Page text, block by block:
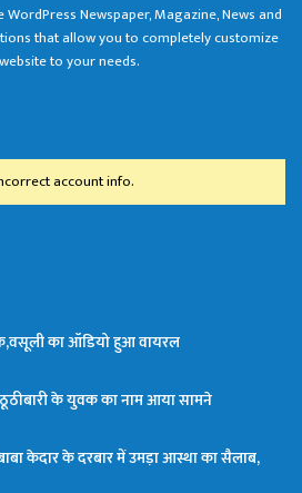
WordPress Newspaper, Magazine, News and
that allow you to completely customize
to your needs.
account info.
का ऑडियो हुआ वायरल
के युवक का नाम आया सामने
केदार के दरबार में उमड़ा आस्था का सैलाब,